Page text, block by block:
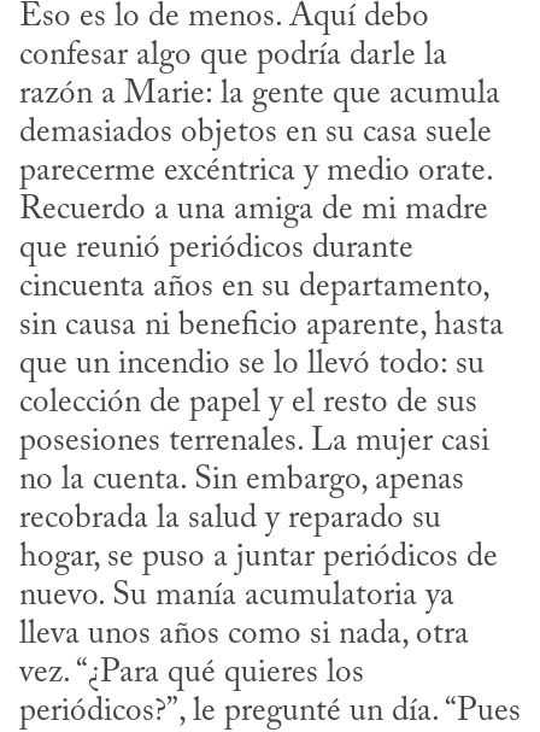
Eso es lo de menos. Aquí debo
confesar algo que podría darle la
razón a Marie: la gente que acumula
demasiados objetos en su casa suele
parecerme excéntrica y medio orate.
Recuerdo a una amiga de mi madre
que reunió periódicos durante
cincuenta años en su departamento,
sin causa ni beneficio aparente, hasta
que un incendio se lo llevó todo: su
colección de papel y el resto de sus
posesiones terrenales. La mujer casi
no la cuenta. Sin embargo, apenas
recobrada la salud y reparado su
hogar, se puso a juntar periódicos de
nuevo. Su manía acumulatoria ya
lleva unos años como si nada, otra
vez. “¿Para qué quieres los
periódicos?”, le pregunté un día. “Pues